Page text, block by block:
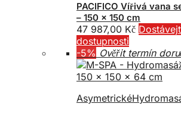
PACIFICO Vířivá vana
– 150 x 150 cm
47 987,00 Kč
dostupnosti
-5% Ověřit termín
Asymetrické